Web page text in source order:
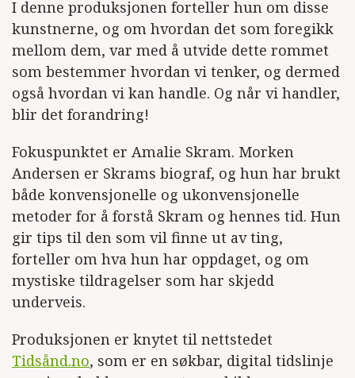
I denne produksjonen forteller hun om disse
kunstnerne, og om hvordan det som foregikk
mellom dem, var med å utvide dette rommet
som bestemmer hvordan vi tenker, og dermed
også hvordan vi kan handle. Og når vi handler,
blir det forandring!
Fokuspunktet er Amalie Skram. Morken
Andersen er Skrams biograf, og hun har brukt
både konvensjonelle og ukonvensjonelle
metoder for å forstå Skram og hennes tid. Hun
gir tips til den som vil finne ut av ting,
forteller om hva hun har oppdaget, og om
mystiske tildragelser som har skjedd
underveis.
Produksjonen er knytet til nettstedet
Tidsånd.no, som er en søkbar, digital tidslinje